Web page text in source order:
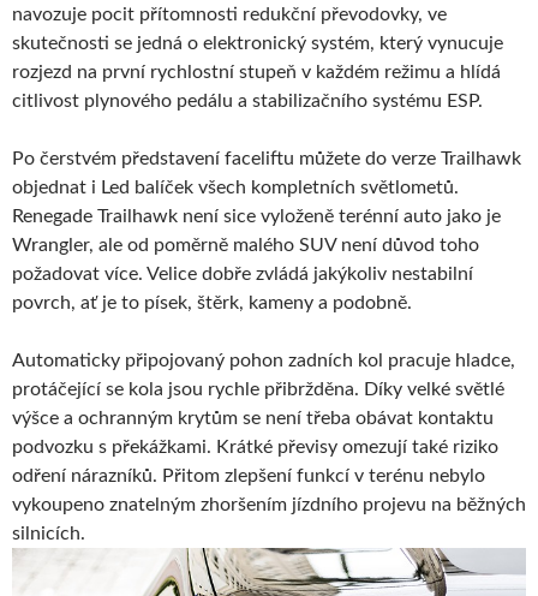
navozuje pocit přítomnosti redukční převodovky, ve
skutečnosti se jedná o elektronický systém, který vynucuje
rozjezd na první rychlostní stupeň v každém režimu a hlídá
citlivost plynového pedálu a stabilizačního systému ESP.
Po čerstvém představení faceliftu můžete do verze Trailhawk
objednat i Led balíček všech kompletních světlometů.
Renegade Trailhawk není sice vyloženě terénní auto jako je
Wrangler, ale od poměrně malého SUV není důvod toho
požadovat více. Velice dobře zvládá jakýkoliv nestabilní
povrch, ať je to písek, štěrk, kameny a podobně.
Automaticky připojovaný pohon zadních kol pracuje hladce,
protáčející se kola jsou rychle přibržděna. Díky velké světlé
výšce a ochranným krytům se není třeba obávat kontaktu
podvozku s překážkami. Krátké převisy omezují také riziko
odření nárazníků. Přitom zlepšení funkcí v terénu nebylo
vykoupeno znatelným zhoršením jízdního projevu na běžných
silnicích.